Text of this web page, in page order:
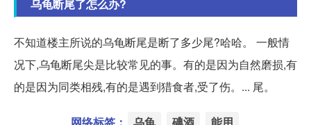
乌龟断尾了怎么办?
不知道楼主所说的乌龟断尾是断了多少尾?哈哈。 一般情
况下,乌龟断尾尖是比较常见的事。有的是因为自然磨损,有
的是因为同类相残,有的是遇到猎食者,受了伤。... 尾。